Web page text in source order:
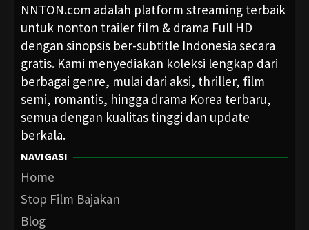
NNTON.com adalah platform streaming terbaik
untuk nonton trailer film & drama Full HD
dengan sinopsis ber-subtitle Indonesia secara
gratis. Kami menyediakan koleksi lengkap dari
berbagai genre, mulai dari aksi, thriller, film
semi, romantis, hingga drama Korea terbaru,
semua dengan kualitas tinggi dan update
berkala.
NAVIGASI
Home
Stop Film Bajakan
Blog